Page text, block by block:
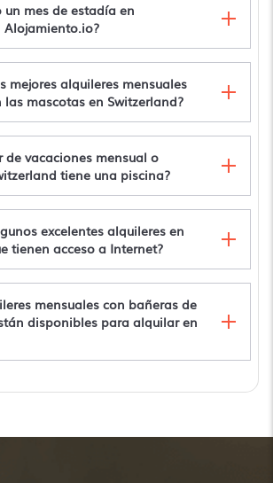
un mes de estadía en
Alojamiento.io?
mejores alquileres mensuales
mascotas en Switzerland?
Great Location, modern & cozy
(renovated 2022)
Top of Thun
Nendaz, Suiza.
de vacaciones mensual o
tiene una piscina?
excelentes alquileres en
tienen acceso a Internet?
mensuales con bañeras de
disponibles para alquilar en